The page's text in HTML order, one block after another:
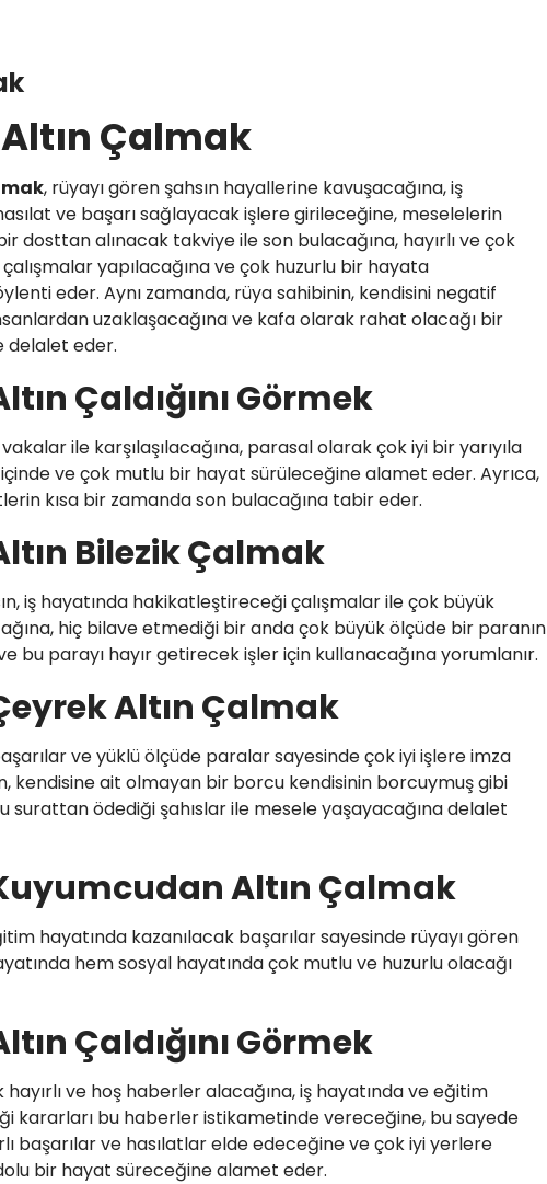
Çalmak
, rüyayı gören şahsın hayallerine kavuşacağına, iş
ve başarı sağlayacak işlere girileceğine, meselelerin
dosttan alınacak takviye ile son bulacağına, hayırlı ve çok
yapılacağına ve çok huzurlu bir hayata
eder. Aynı zamanda, rüya sahibinin, kendisini negatif
uzaklaşacağına ve kafa olarak rahat olacağı bir
delalet eder.
Çaldığını Görmek
ile karşılaşılacağına, parasal olarak çok iyi bir yarıyıla
ve çok mutlu bir hayat sürüleceğine alamet eder. Ayrıca,
kısa bir zamanda son bulacağına tabir eder.
Bilezik Çalmak
iş hayatında hakikatleştireceği çalışmalar ile çok büyük
hiç bilave etmediği bir anda çok büyük ölçüde bir paranın
bu parayı hayır getirecek işler için kullanacağına yorumlanır.
Altın Çalmak
ve yüklü ölçüde paralar sayesinde çok iyi işlere imza
kendisine ait olmayan bir borcu kendisinin borcuymuş gibi
surattan ödediği şahıslar ile mesele yaşayacağına delalet
Altın Çalmak
hayatında kazanılacak başarılar sayesinde rüyayı gören
hem sosyal hayatında çok mutlu ve huzurlu olacağı
Çaldığını Görmek
hayırlı ve hoş haberler alacağına, iş hayatında ve eğitim
kararları bu haberler istikametinde vereceğine, bu sayede
başarılar ve hasılatlar elde edeceğine ve çok iyi yerlere
bir hayat süreceğine alamet eder.